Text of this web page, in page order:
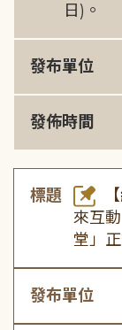
日)。
發布單位
發佈時間
標題
來互
堂」
發布單位